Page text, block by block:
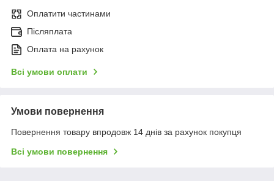
Оплатити частинами
Післяплата
Оплата на рахунок
Всі умови оплати
Умови повернення
Повернення товару впродовж 14 днів за рахунок покупця
Всі умови повернення